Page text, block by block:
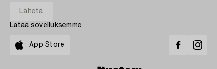
Lataa sovelluksemme
App Store